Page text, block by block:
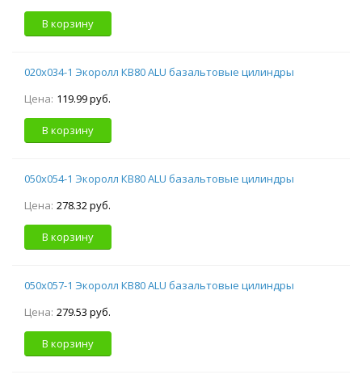
В корзину
020х034-1 Экоролл КВ80 ALU базальтовые цилиндры
Цена: 119.99 руб.
В корзину
050х054-1 Экоролл КВ80 ALU базальтовые цилиндры
Цена: 278.32 руб.
В корзину
050х057-1 Экоролл КВ80 ALU базальтовые цилиндры
Цена: 279.53 руб.
В корзину